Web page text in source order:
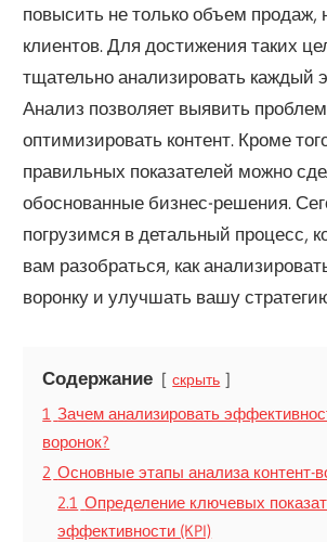
повысить не только объем продаж,
клиентов. Для достижения таких
тщательно анализировать каждый
Анализ позволяет выявить
оптимизировать контент. Кроме
правильных показателей можно
обоснованные бизнес-решения.
погрузимся в детальный процесс,
вам разобраться, как
воронку и улучшать вашу
Содержание скрыть
1 Зачем анализировать
воронок?
2 Основные этапы анализа контент-
2.1 Определение ключевых
эффективности (KPI)